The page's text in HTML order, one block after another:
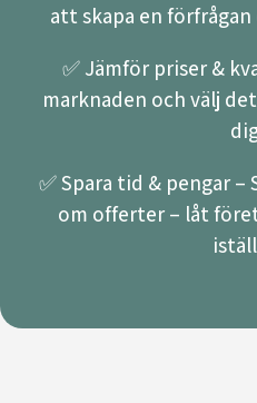
att skapa en
✅ Jämför priser &
marknaden och välj
✅ Spara tid & pengar
om offerter – låt